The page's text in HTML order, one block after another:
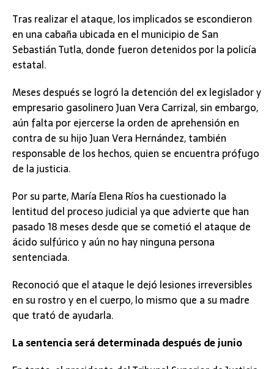
Tras realizar el ataque, los implicados se escondieron
en una cabaña ubicada en el municipio de San
Sebastián Tutla, donde fueron detenidos por la policía
estatal.
Meses después se logró la detención del ex legislador y
empresario gasolinero Juan Vera Carrizal, sin embargo,
aún falta por ejercerse la orden de aprehensión en
contra de su hijo Juan Vera Hernández, también
responsable de los hechos, quien se encuentra prófugo
de la justicia.
Por su parte, María Elena Ríos ha cuestionado la
lentitud del proceso judicial ya que advierte que han
pasado 18 meses desde que se cometió el ataque de
ácido sulfúrico y aún no hay ninguna persona
sentenciada.
Reconoció que el ataque le dejó lesiones irreversibles
en su rostro y en el cuerpo, lo mismo que a su madre
que trató de ayudarla.
La sentencia será determinada después de junio